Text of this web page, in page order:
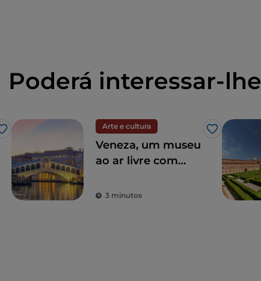
Poderá interessar-lhe
Gosto
Arte e cultura
Gosto
Veneza, um museu
ao ar livre com
milenar.
3 minutos